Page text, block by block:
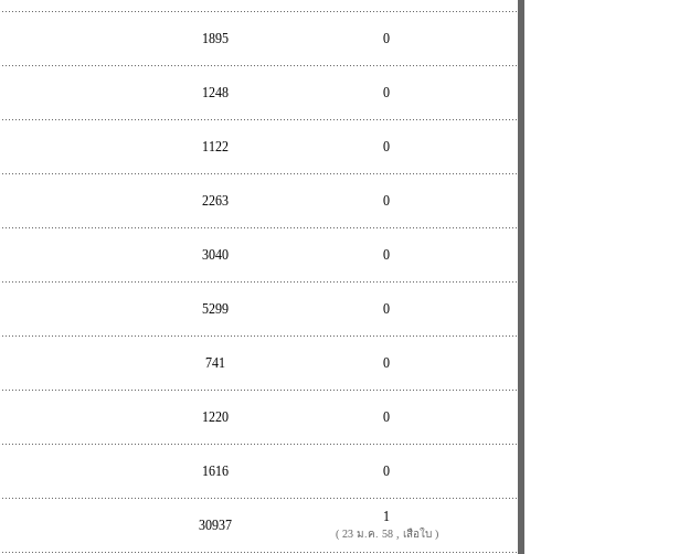
1895 0
1248 0
1122 0
2263 0
3040 0
5299 0
741 0
1220 0
1616 0
30937
1
( 23 ม.ค. 58 , เสือใบ )